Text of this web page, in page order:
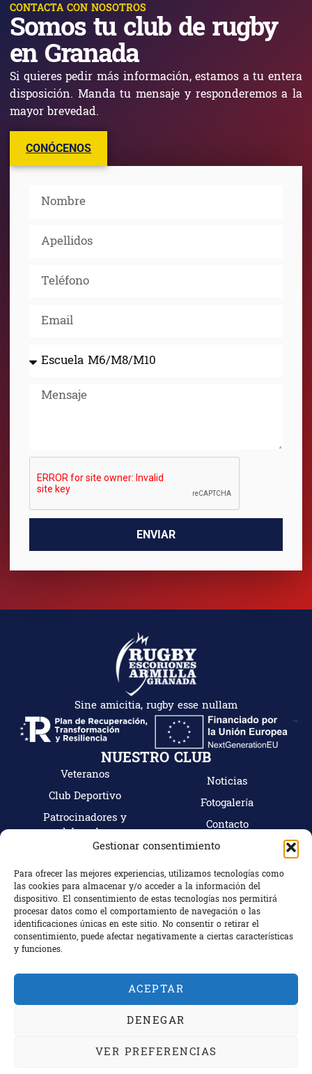
Gestionar consentimiento
Para ofrecer las mejores experiencias, utilizamos tecnologías como
las cookies para almacenar y/o acceder a la información del
dispositivo. El consentimiento de estas tecnologías nos permitirá
procesar datos como el comportamiento de navegación o las
identificaciones únicas en este sitio. No consentir o retirar el
consentimiento, puede afectar negativamente a ciertas características
y funciones.
ACEPTAR
DENEGAR
VER PREFERENCIAS
ENVIAR
CONTACTA CON NOSOTROS
Somos tu club de rugby
en Granada
Si quieres pedir más información, estamos a tu entera
disposición. Manda tu mensaje y responderemos a la
mayor brevedad.
CONÓCENOS
Sine amicitia, rugby esse nullam
NUESTRO CLUB
Veteranos
Club Deportivo
Patrocinadores y
colaboradores
Tienda
Hazte socio
Noticias
Fotogalería
Contacto
Mi cuenta
CONTACTO
C/ Camino Bajo Nº18, 18100 Armilla (Granada)
Granada, España
+34 672 863 799
Copyright © 2024 Rugby Escoriones Granada.
Política de privacidadPolítica de cookies